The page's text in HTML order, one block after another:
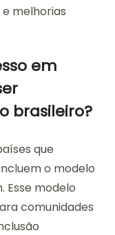
melhorias
em
brasileiro?
que
o modelo
Esse modelo
comunidades